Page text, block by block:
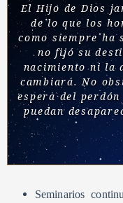
El Hijo de Dios
de lo que los
como siempre ha
no fijó su
nacimiento ni la
cambiará. No
espera del perdón
puedan
Seminarios